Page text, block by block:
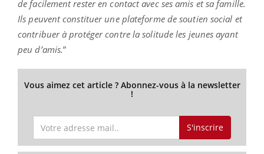
de facilement rester en contact avec ses amis et sa famille.
Ils peuvent constituer une plateforme de soutien social et
contribuer à protéger contre la solitude les jeunes ayant
peu d’amis.”
Vous aimez cet article ? Abonnez-vous à la newsletter
!
S'inscrire